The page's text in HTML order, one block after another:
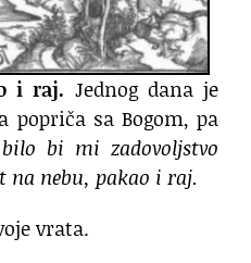
i raj. Jednog dana je
popriča sa Bogom, pa
bilo bi mi zadovoljstvo
na nebu, pakao i raj.
vrata.